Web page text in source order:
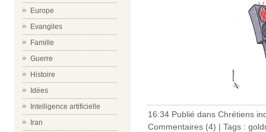
Europe
Evangiles
Famille
Guerre
Histoire
Idées
Intelligence artificielle
Iran
16:34 Publié dans Chrétiens
Commentaires (4) | Tags :